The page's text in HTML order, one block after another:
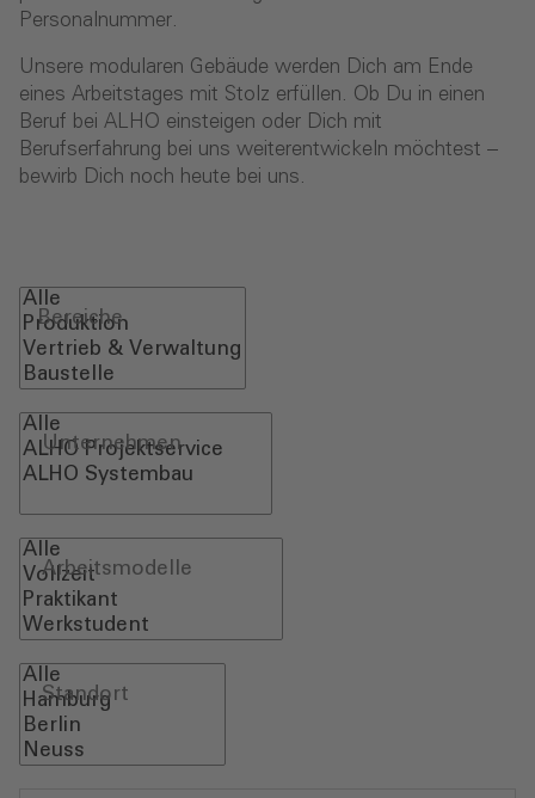
Personalnummer.
Unsere modularen Gebäude werden Dich am Ende
eines Arbeitstages mit Stolz erfüllen. Ob Du in einen
Beruf bei ALHO einsteigen oder Dich mit
Berufserfahrung bei uns weiterentwickeln möchtest –
bewirb Dich noch heute bei uns.
Bereiche
Unternehmen
Arbeitsmodelle
Standort